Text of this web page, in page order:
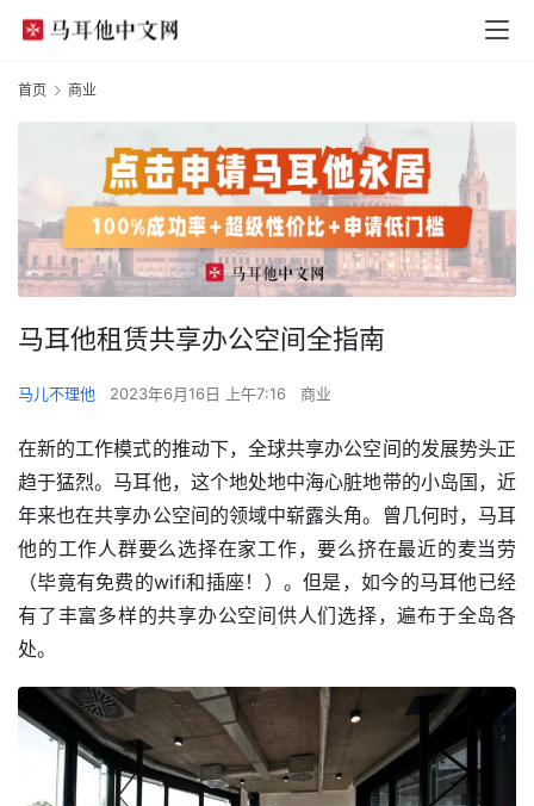
首页 商业
马耳他租赁共享办公空间全指南
马儿不理他 2023年6月16日 上午7:16 商业
在新的工作模式的推动下，全球共享办公空间的发展势头正
趋于猛烈。马耳他，这个地处地中海心脏地带的小岛国，近
年来也在共享办公空间的领域中崭露头角。曾几何时，马耳
他的工作人群要么选择在家工作，要么挤在最近的麦当劳
（毕竟有免费的wifi和插座！）。但是，如今的马耳他已经
有了丰富多样的共享办公空间供人们选择，遍布于全岛各
处。